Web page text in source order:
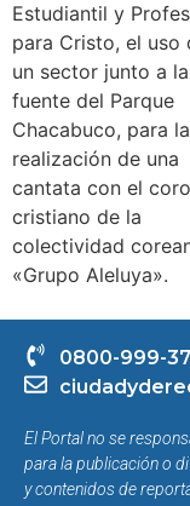
Estudiantil y
para Cristo, el uso
un sector junto a la
fuente del Parque
Chacabuco, para la
realización de una
cantata con el coro
cristiano de la
colectividad
«Grupo Aleluya».
0800-999-
El Portal no se
para la publicación o
y contenidos de